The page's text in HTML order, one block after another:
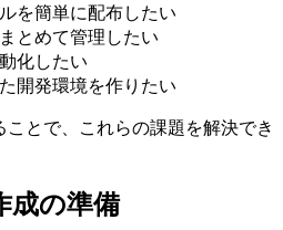
を簡単に配布したい
とめて管理したい
化したい
開発環境を作りたい
とで、これらの課題を解決でき
成の準備